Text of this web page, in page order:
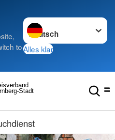
to
Sprache wechseln zu
Alles klar
Stadt